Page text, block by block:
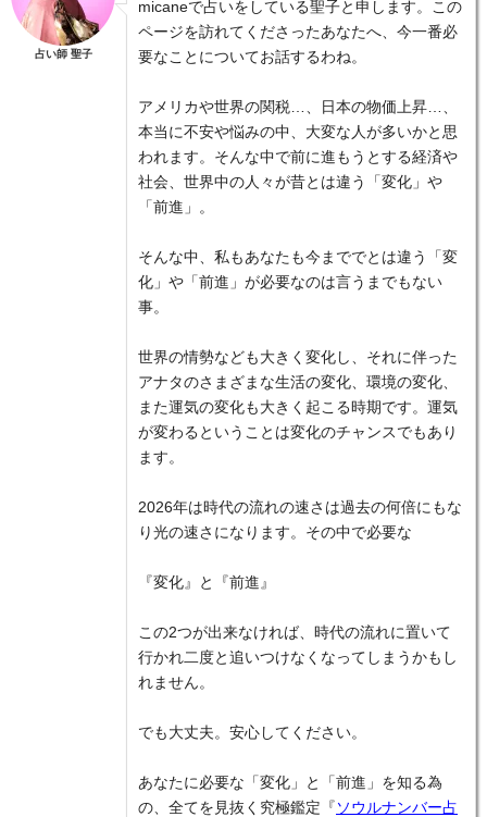
占い師 聖子
micaneで占いをしている聖子と申します。この
ページを訪れてくださったあなたへ、今一番必
要なことについてお話するわね。
アメリカや世界の関税…、日本の物価上昇…、
本当に不安や悩みの中、大変な人が多いかと思
われます。そんな中で前に進もうとする経済や
社会、世界中の人々が昔とは違う「変化」や
「前進」。
そんな中、私もあなたも今まででとは違う「変
化」や「前進」が必要なのは言うまでもない
事。
世界の情勢なども大きく変化し、それに伴った
アナタのさまざまな生活の変化、環境の変化、
また運気の変化も大きく起こる時期です。運気
が変わるということは変化のチャンスでもあり
ます。
2026年は時代の流れの速さは過去の何倍にもな
り光の速さになります。その中で必要な
『変化』と『前進』
この2つが出来なければ、時代の流れに置いて
行かれ二度と追いつけなくなってしまうかもし
れません。
でも大丈夫。安心してください。
あなたに必要な「変化」と「前進」を知る為
の、全てを見抜く究極鑑定『 ソウルナンバー占